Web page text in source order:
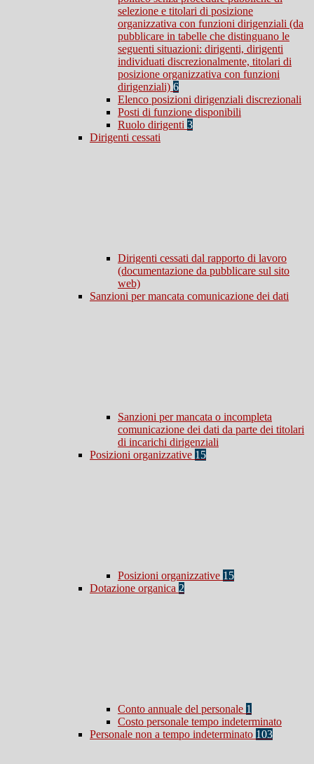
selezione e titolari di posizione
organizzativa con funzioni dirigenziali (da
pubblicare in tabelle che distinguano le
seguenti situazioni: dirigenti, dirigenti
individuati discrezionalmente, titolari di
posizione organizzativa con funzioni
dirigenziali) 6
Elenco posizioni dirigenziali discrezionali
Posti di funzione disponibili
Ruolo dirigenti 3
Dirigenti cessati
Dirigenti cessati dal rapporto di lavoro
(documentazione da pubblicare sul sito
web)
Sanzioni per mancata comunicazione dei dati
Sanzioni per mancata o incompleta
comunicazione dei dati da parte dei titolari
di incarichi dirigenziali
Posizioni organizzative 15
Posizioni organizzative 15
Dotazione organica 2
Conto annuale del personale 1
Costo personale tempo indeterminato
Personale non a tempo indeterminato 103